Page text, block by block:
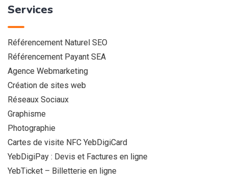
Services
Référencement Naturel SEO
Référencement Payant SEA
Agence Webmarketing
Création de sites web
Réseaux Sociaux
Graphisme
Photographie
Cartes de visite NFC YebDigiCard
YebDigiPay : Devis et Factures en ligne
YebTicket – Billetterie en ligne